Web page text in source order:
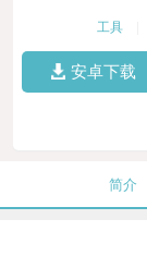
工具
安卓下载
简介